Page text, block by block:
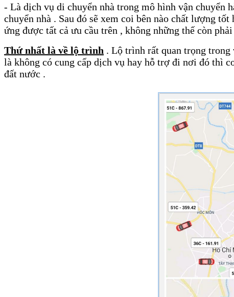
- Là dịch vụ di chuyển nhà trong mô hình vận chuyển
chuyển nhà . Sau đó sẽ xem coi bên nào chất lượng
ứng được tất cả ưu cầu trên , không những thế còn
Thứ nhất là về lộ trình . Lộ trình rất quan trọng trong
là không có cung cấp dịch vụ hay hỗ trợ đi nơi đó thì
đất nước .